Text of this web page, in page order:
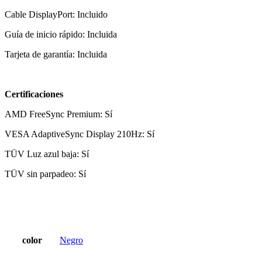
Cable DisplayPort: Incluido
Guía de inicio rápido: Incluida
Tarjeta de garantía: Incluida
Certificaciones
AMD FreeSync Premium: Sí
VESA AdaptiveSync Display 210Hz: Sí
TÜV Luz azul baja: Sí
TÜV sin parpadeo: Sí
color Negro